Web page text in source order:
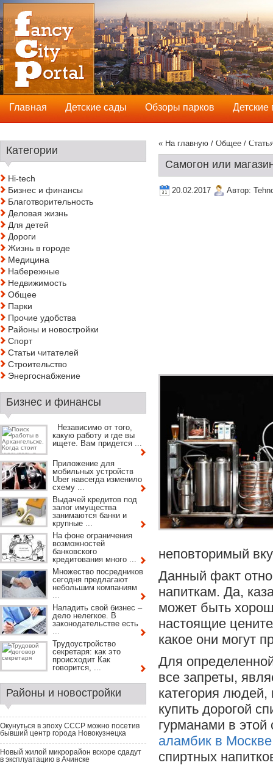
« На главную / Общее /
Самогон или
20.02.2017 Автор:
неповторимый
Данный факт
напиткам. Да,
может быть
настоящие
какое они могут
Для
все запреты,
категория людей,
купить дорогой
гурманами в
аламбик в Москве
спиртных
Категории
Hi-tech
Бизнес и финансы
Благотворительность
Деловая жизнь
Для детей
Дороги
Жизнь в городе
Медицина
Набережные
Недвижимость
Общее
Парки
Прочие удобства
Районы и новостройки
Спорт
Статьи читателей
Строительство
Энергоснабжение
Бизнес и финансы
Независимо от того,
какую работу и где вы
ищете. Вам придется ...
Приложение для
мобильных устройств
Uber навсегда изменило
схему ...
Выдачей кредитов под
залог имущества
занимаются банки и
крупные ...
На фоне ограничения
возможностей
банковского
кредитования много ...
Множество посредников
сегодня предлагают
небольшим компаниям
...
Наладить свой бизнес –
дело нелегкое. В
законодательстве есть
...
Трудоустройство
секретаря: как это
происходит Как
говорится, ...
Районы и новостройки
Окунуться в эпоху СССР можно посетив
бывший центр города Новокузнецка
Новый жилой микрорайон вскоре сдадут
в эксплуатацию в Ачинске
Главная Детские сады Обзоры парков Детские